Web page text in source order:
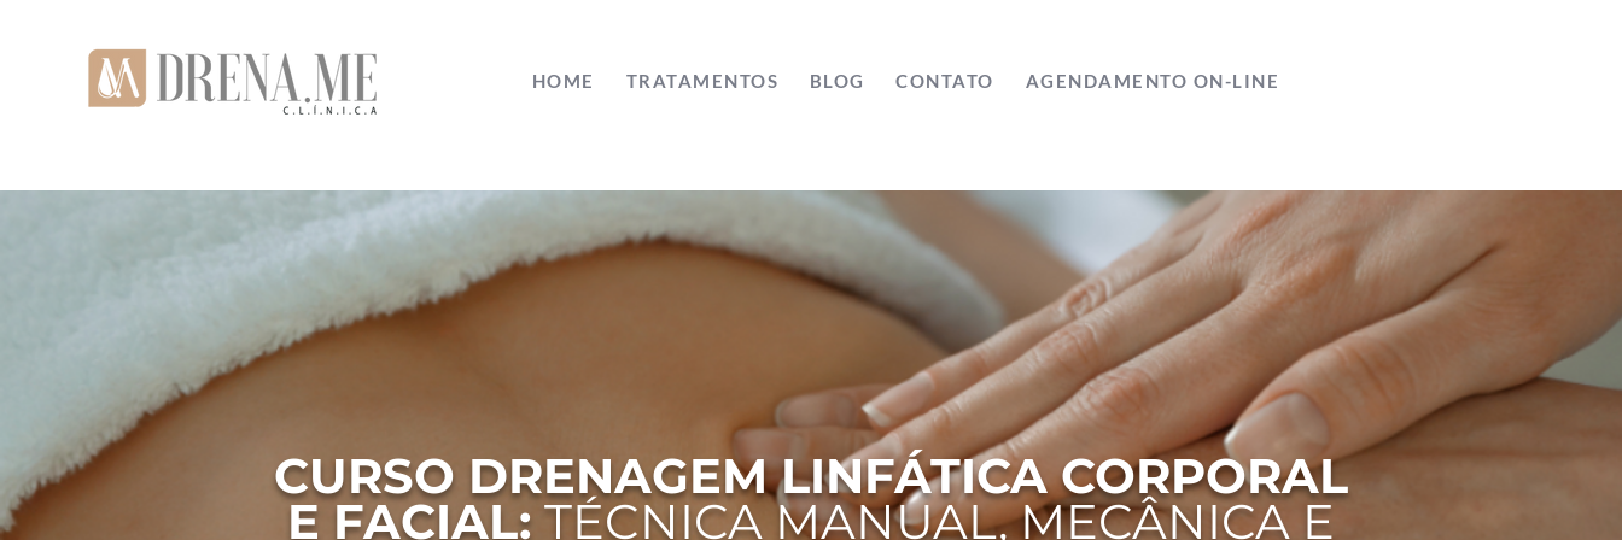
HOME TRATAMENTOS BLOG CONTATO AGENDAMENTO ON-LINE
CURSO DRENAGEM LINFÁTICA CORPORAL
E FACIAL: TÉCNICA MANUAL, MECÂNICA E